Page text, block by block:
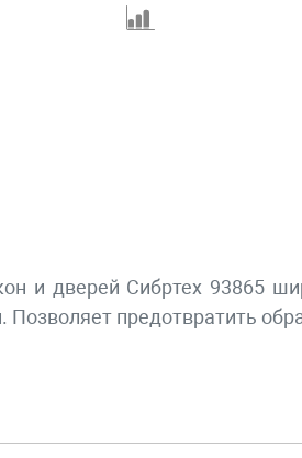
и дверей Сибртех 93865
предотвратить